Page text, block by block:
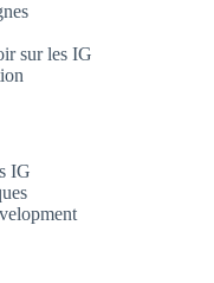
sur les IG
IG